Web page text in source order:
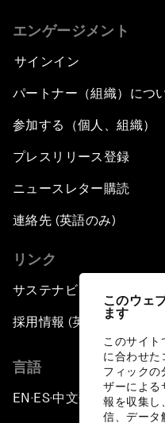
このウェ
ます
このサイ
に合わせた
フィックの
ザーによる
報を収集し
信、データ
エンゲージメント
サインイン
パートナー（組織）につ
参加する（個人、組織）
プレスリリース登録
ニュースレター購読
連絡先 (英語のみ)
リンク
サステナビリティへの取
採用情報 (英語のみ)
言語
EN ▪ES▪中文▪ 日本語